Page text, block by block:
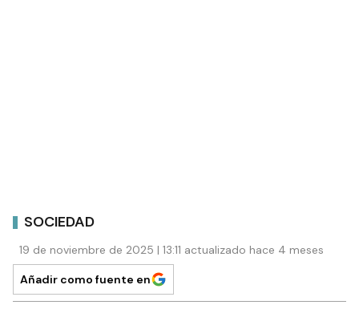
SOCIEDAD
19 de noviembre de 2025 | 13:11 actualizado hace 4 meses
Añadir como fuente en